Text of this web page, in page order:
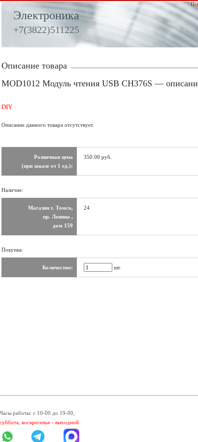
Электроника
+7(3822)511225
Описание товара
MOD1012 Модуль чтения USB CH376S —
DIY
Описание данного товара отсутствует.
Розничная цена
(при заказе от 1 ед.):
350.00 руб.
Наличие:
Магазин г. Томск,
пр. Ленина ,
дом 159
24
Покупка:
Количество: шт.
Часы работы: с 10-00 до 19-00,
суббота, воскресенье - выходной